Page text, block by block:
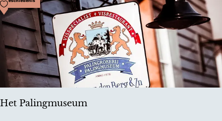
o
o
Het Palingmuseum